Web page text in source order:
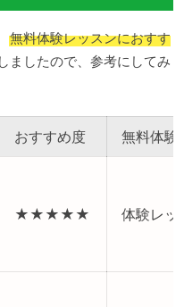
無料体験レッスンにおすす
ましたので、参考にしてみ
おすすめ度 無料体験
★★★★★ 体験レッ